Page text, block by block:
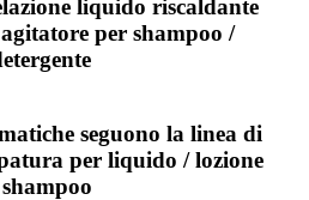
liquido riscaldante
per shampoo /
seguono la linea di
per liquido / lozione